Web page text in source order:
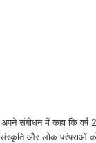
संबोधन में कहा कि
और लोक परंपराओं